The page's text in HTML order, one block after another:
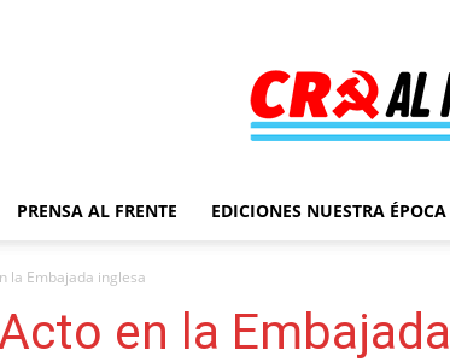
Al
PRENSA AL FRENTE EDICIONES NUESTRA ÉPOCA
la Embajada inglesa
en la Embajada